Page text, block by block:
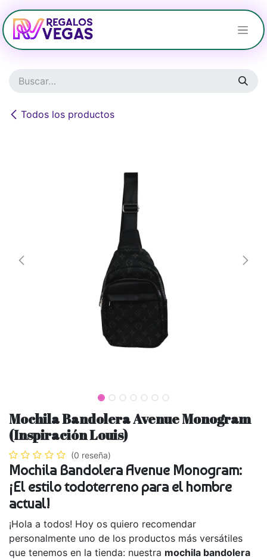
Ir al contenido
Todos los productos
Mochila Bandolera Avenue Monogram
(Inspiración Louis)
(0 reseña)
Mochila Bandolera Avenue Monogram:
¡El estilo todoterreno para el hombre
actual!
¡Hola a todos! Hoy os quiero recomendar
personalmente uno de los productos más versátiles
que tenemos en la tienda: nuestra mochila bandolera